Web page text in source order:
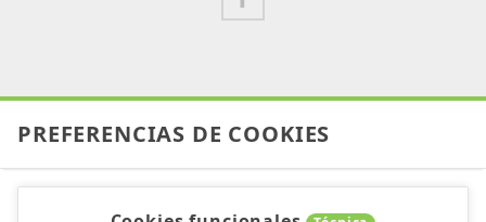
PREFERENCIAS DE COOKIES